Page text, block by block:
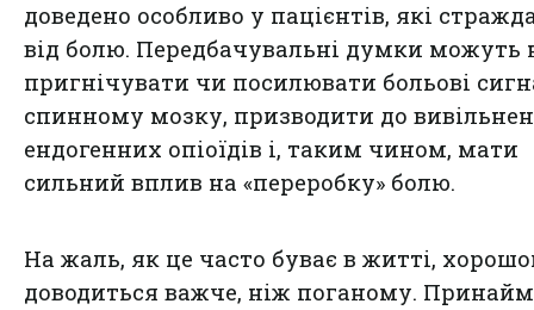
доведено особливо у пацієнтів, які
від болю. Передбачувальні думки можуть
пригнічувати чи посилювати больові
спинному мозку, призводити до
ендогенних опіоїдів і, таким чином, мати
сильний вплив на «переробку» болю.
На жаль, як це часто буває в житті,
доводиться важче, ніж поганому.